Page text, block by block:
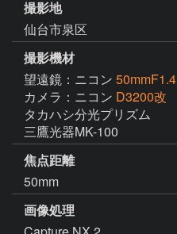
撮影地
仙台市泉区
撮影機材
望遠鏡：ニコン 50mmF1.4
カメラ：ニコン D3200改
タカハシ分光プリズム
三鷹光器MK-100
焦点距離
50mm
画像処理